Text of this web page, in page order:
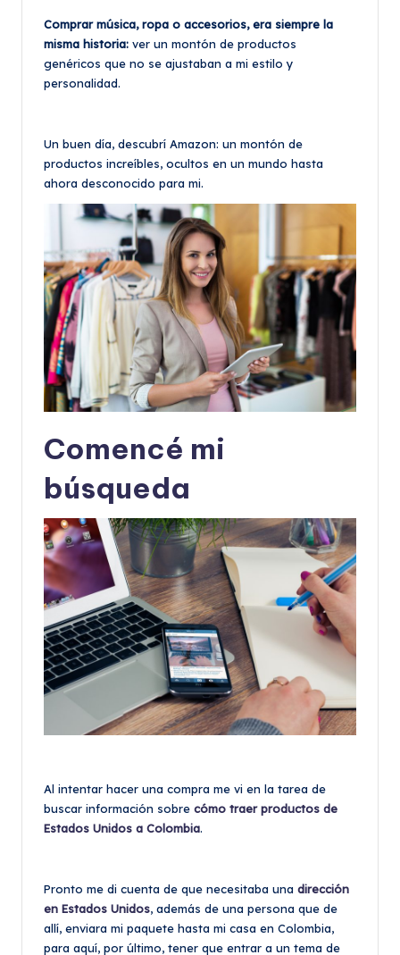
Comprar música, ropa o accesorios, era siempre la
misma historia: ver un montón de productos
genéricos que no se ajustaban a mi estilo y
personalidad.
Un buen día, descubrí Amazon: un montón de
productos increíbles, ocultos en un mundo hasta
ahora desconocido para mi.
Comencé mi
búsqueda
Al intentar hacer una compra me vi en la tarea de
buscar información sobre cómo traer productos de
Estados Unidos a Colombia.
Pronto me di cuenta de que necesitaba una dirección
en Estados Unidos, además de una persona que de
allí, enviara mi paquete hasta mi casa en Colombia,
para aquí, por último, tener que entrar a un tema de